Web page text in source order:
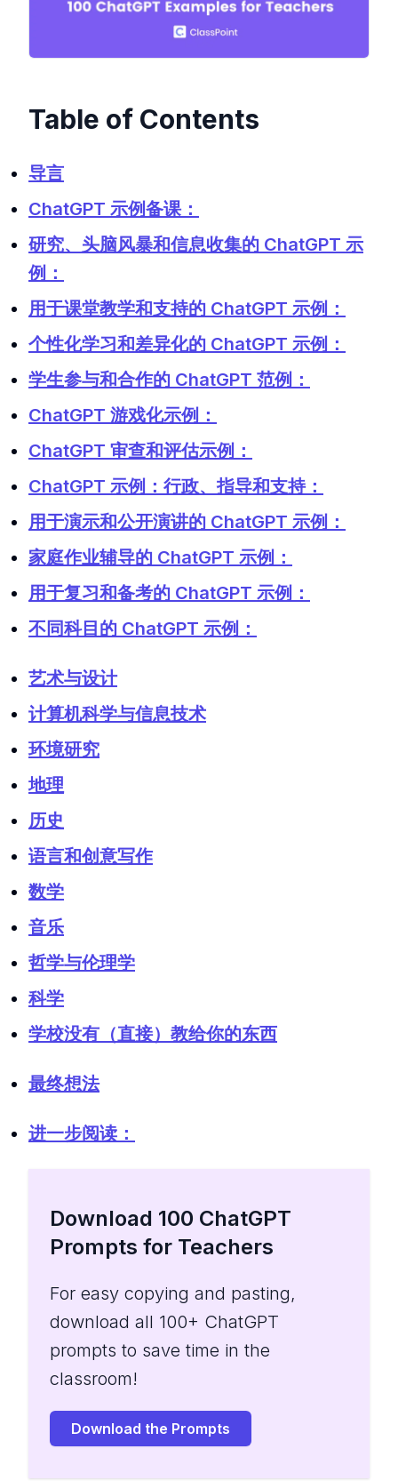
Table of Contents
导言
ChatGPT 示例备课：
研究、头脑风暴和信息收集的 ChatGPT 示
例：
用于课堂教学和支持的 ChatGPT 示例：
个性化学习和差异化的 ChatGPT 示例：
学生参与和合作的 ChatGPT 范例：
ChatGPT 游戏化示例：
ChatGPT 审查和评估示例：
ChatGPT 示例：行政、指导和支持：
用于演示和公开演讲的 ChatGPT 示例：
家庭作业辅导的 ChatGPT 示例：
用于复习和备考的 ChatGPT 示例：
不同科目的 ChatGPT 示例：
艺术与设计
计算机科学与信息技术
环境研究
地理
历史
语言和创意写作
数学
音乐
哲学与伦理学
科学
学校没有（直接）教给你的东西
最终想法
进一步阅读：
Download 100 ChatGPT
Prompts for Teachers
For easy copying and pasting,
download all 100+ ChatGPT
prompts to save time in the
classroom!
Download the Prompts